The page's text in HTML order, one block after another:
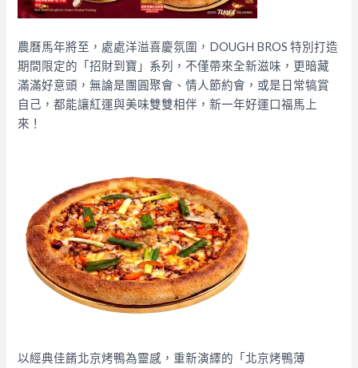
農曆馬年將至，處處洋溢喜慶氛圍，DOUGH BROS 特別打造
期間限定的「招財到寶」系列，不僅帶來全新滋味，更暗藏
滿滿好意頭，無論是團圓聚會、情人節約會，或是日常犒賞
自己，都能讓紅運與美味雙雙相伴，新一年好運口福馬上
來！​
以經典佳餚北京烤鴨為靈感，重新演繹的「北京烤鴨薄